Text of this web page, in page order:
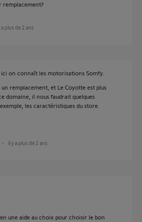
remplacement?
a plus de 2 ans
on connaît les motorisations Somfy.
remplacement, et Le Coyotte est plus
domaine, il nous faudrait quelques
les caractéristiques du store.
il y a plus de 2 ans
une aide au choix pour choisir le bon